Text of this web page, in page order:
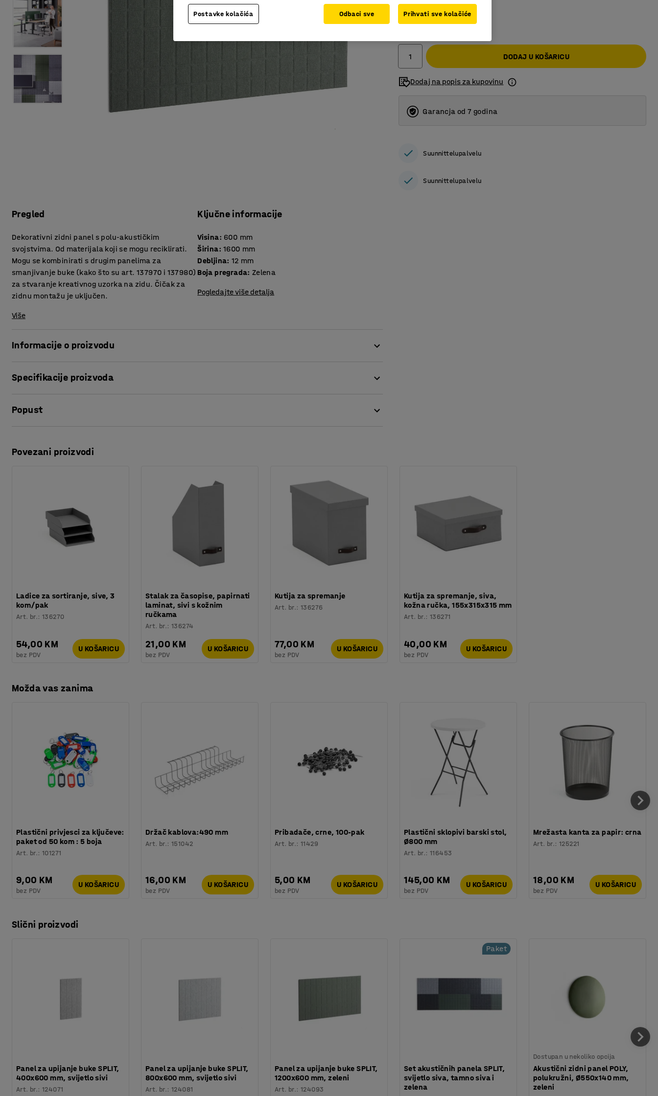
Pregled
Dekorativni zidni panel s polu-akustičkim
svojstvima. Od materijala koji se mogu reciklirati.
Mogu se kombinirati s drugim panelima za
smanjivanje buke (kako što su art. 137970 i 137980)
za stvaranje kreativnog uzorka na zidu. Čičak za
zidnu montažu je uključen.
Više
Ključne informacije
Visina: 600 mm
Širina: 1600 mm
Debljina: 12 mm
Boja pregrada: Zelena
Pogledajte više detalja
Informacije o proizvodu
ugodan osjećaj.
sobi.
obzira imate li veliki prazan prostor ili samo mali dio.
Paneli za smanjivanje buke su izrađene od bušenog filca od PET-a. Lako se recikliraju.
Specifikacije proizvoda
Širina: 1600
Materijal pregrada
PET
Potreban broj osoba: 1
Popust
Preuzmite upute za održavanjen
211,00 KM
DODAJ U KOŠARICU
Dodaj na popis za kupovinu
Garancja od 7 godina
Suunnittelupalvelu
Suunnittelupalvelu
Povezani proizvodi
Ladice za sortiranje, sive, 3
kom/pak
Art. br.:136270
54,00 KM
bez PDV
U KOŠARICU
Stalak za časopise, papirnati
laminat, sivi s kožnim
ručkama
Art. br.:136274
21,00 KM
bez PDV
U KOŠARICU
Kutija za spremanje
Art. br.:136276
77,00 KM
bez PDV
U KOŠARICU
Kutija za spremanje, siva,
kožna ručka, 155x315x315 mm
Art. br.:136271
40,00 KM
bez PDV
U KOŠARICU
Možda vas zanima
Plastični privjesci za ključeve:
paket od 50 kom : 5 boja
Art. br.:101271
9,00 KM
bez PDV
U KOŠARICU
Držač kablova:490 mm
Art. br.:151042
16,00 KM
bez PDV
U KOŠARICU
Pribadače, crne, 100-pak
Art. br.:11429
5,00 KM
bez PDV
U KOŠARICU
Plastični sklopivi barski stol,
Ø800 mm
Art. br.:116453
145,00 KM
bez PDV
U KOŠARICU
Mrežasta kanta za papir: crna
Art. br.:125221
18,00 KM
bez PDV
U KOŠARICU
Slični proizvodi
Panel za upijanje buke SPLIT,
400x600 mm, svijetlo sivi
Art. br.:124071
Panel za upijanje buke SPLIT,
800x600 mm, svijetlo sivi
Art. br.:124081
Panel za upijanje buke SPLIT,
1200x600 mm, zeleni
Art. br.:124093
Paket
Set akustičnih panela SPLIT,
svijetlo siva, tamno siva i
zelena
Dostupan u nekoliko opcija
Akustični zidni panel POLY,
polukružni, Ø550x140 mm,
zeleni
Postavke kolačića Odbaci sve Prihvati sve kolačiće